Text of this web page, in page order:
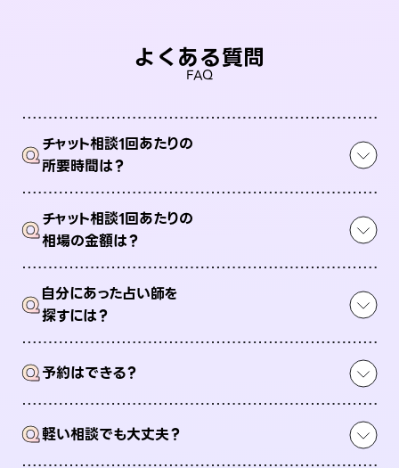
よくある質問
FAQ
Qチャット相談1回あたりの
所要時間は？
Qチャット相談1回あたりの
相場の金額は？
Q自分にあった占い師を
探すには？
Q予約はできる？
Q軽い相談でも大丈夫？